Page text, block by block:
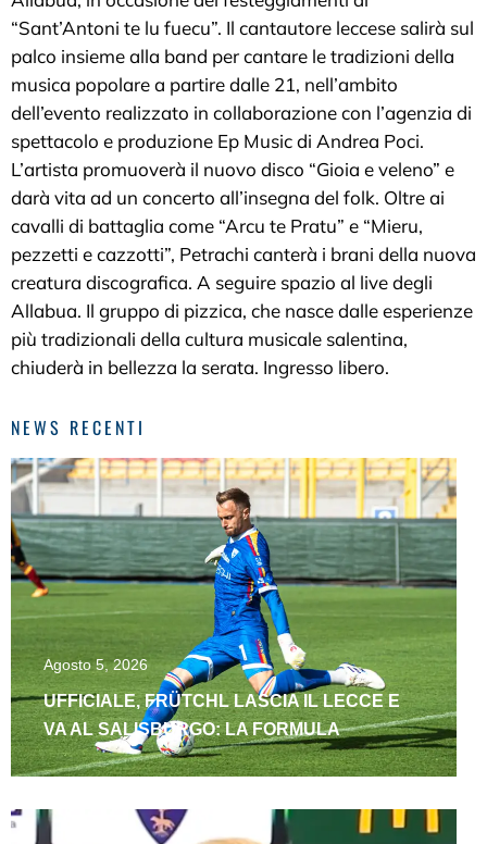
“Sant’Antoni te lu fuecu”. Il cantautore leccese salirà sul
palco insieme alla band per cantare le tradizioni della
musica popolare a partire dalle 21, nell’ambito
dell’evento realizzato in collaborazione con l’agenzia di
spettacolo e produzione Ep Music di Andrea Poci.
L’artista promuoverà il nuovo disco “Gioia e veleno” e
darà vita ad un concerto all’insegna del folk. Oltre ai
cavalli di battaglia come “Arcu te Pratu” e “Mieru,
pezzetti e cazzotti”, Petrachi canterà i brani della nuova
creatura discografica. A seguire spazio al live degli
Allabua. Il gruppo di pizzica, che nasce dalle esperienze
più tradizionali della cultura musicale salentina,
chiuderà in bellezza la serata. Ingresso libero.
NEWS RECENTI
Agosto 5, 2026
UFFICIALE, FRÜTCHL LASCIA IL LECCE E
VA AL SALISBURGO: LA FORMULA